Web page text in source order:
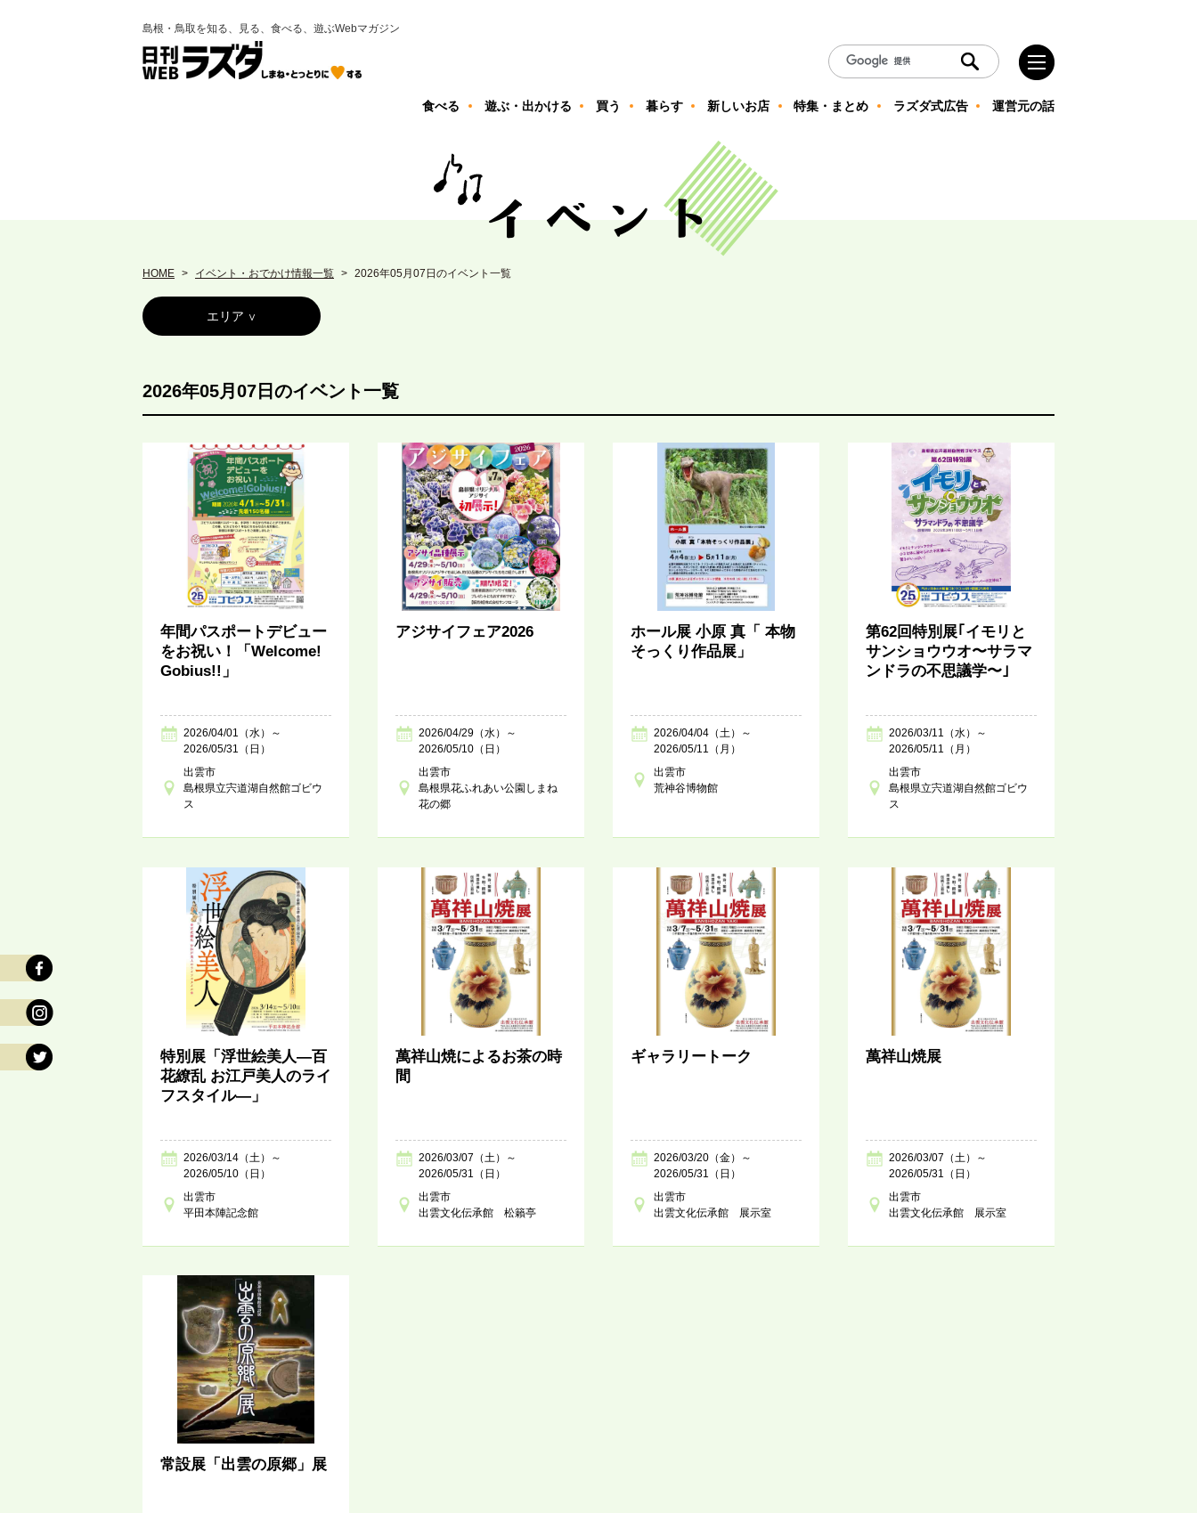
島根・鳥取を知る、見る、食べる、遊ぶWebマガジン
食べる 遊ぶ・出かける 買う 暮らす 新しいお店 特集・まとめ ラズダ式広告 運営元の話
HOME イベント・おでかけ情報一覧 2026年05月07日のイベント一覧
エリア
2026年05月07日のイベント一覧
年間パスポートデビュー
をお祝い！「Welcome!
Gobius!!」
2026/04/01（水）～
2026/05/31（日）
出雲市
島根県立宍道湖自然館ゴビウ
ス
アジサイフェア2026
2026/04/29（水）～
2026/05/10（日）
出雲市
島根県花ふれあい公園しまね
花の郷
ホール展 小原 真「 本物
そっくり作品展」
2026/04/04（土）～
2026/05/11（月）
出雲市
荒神谷博物館
第62回特別展｢イモリと
サンショウウオ〜サラマ
ンドラの不思議学〜｣
2026/03/11（水）～
2026/05/11（月）
出雲市
島根県立宍道湖自然館ゴビウ
ス
特別展「浮世絵美人―百
花繚乱 お江戸美人のライ
フスタイル―」
2026/03/14（土）～
2026/05/10（日）
出雲市
平田本陣記念館
萬祥山焼によるお茶の時
間
2026/03/07（土）～
2026/05/31（日）
出雲市
出雲文化伝承館 松籟亭
ギャラリートーク
2026/03/20（金）～
2026/05/31（日）
出雲市
出雲文化伝承館 展示室
萬祥山焼展
2026/03/07（土）～
2026/05/31（日）
出雲市
出雲文化伝承館 展示室
常設展「出雲の原郷」展